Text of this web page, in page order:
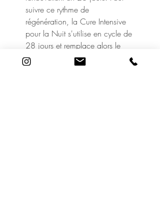
suivre ce rythme de
régénération, la Cure Intensive
pour la Nuit s'utilise en cycle de
28 jours et remplace alors le
soin quotidien habituel du soir
composé de la lotion et du